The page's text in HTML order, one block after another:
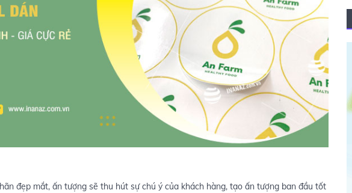
đẹp mắt, ấn tượng sẽ thu hút sự chú ý của khách hàng, tạo ấn tượng ban đầu tốt